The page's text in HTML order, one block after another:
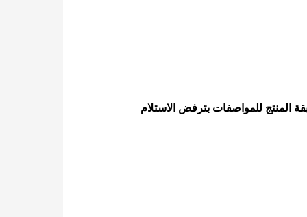
المنتج للمواصفات بترفض الاستلام